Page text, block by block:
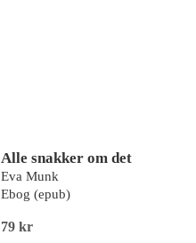
Alle snakker om det
Eva Munk
Ebog (epub)
79 kr